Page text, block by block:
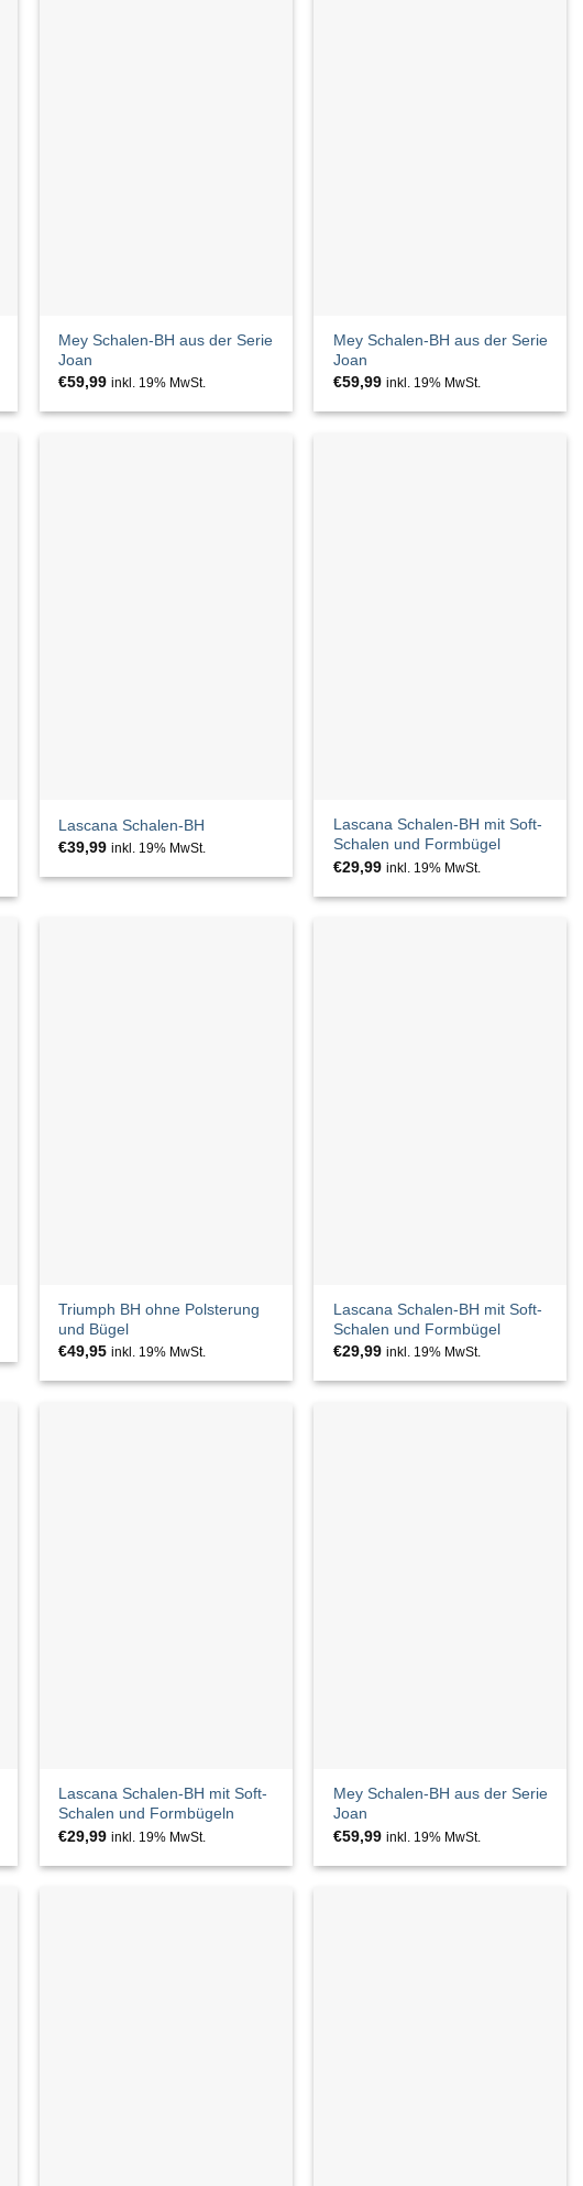
Mey Schalen-BH aus der Serie
Joan
€59,99 inkl. 19% MwSt.
Mey Schalen-BH aus der Serie
Joan
€59,99 inkl. 19% MwSt.
Lascana Schalen-BH
€39,99 inkl. 19% MwSt.
Lascana Schalen-BH mit Soft-
Schalen und Formbügel
€29,99 inkl. 19% MwSt.
Triumph BH ohne Polsterung
und Bügel
€49,95 inkl. 19% MwSt.
Lascana Schalen-BH mit Soft-
Schalen und Formbügel
€29,99 inkl. 19% MwSt.
Lascana Schalen-BH mit Soft-
Schalen und Formbügeln
€29,99 inkl. 19% MwSt.
Mey Schalen-BH aus der Serie
Joan
€59,99 inkl. 19% MwSt.